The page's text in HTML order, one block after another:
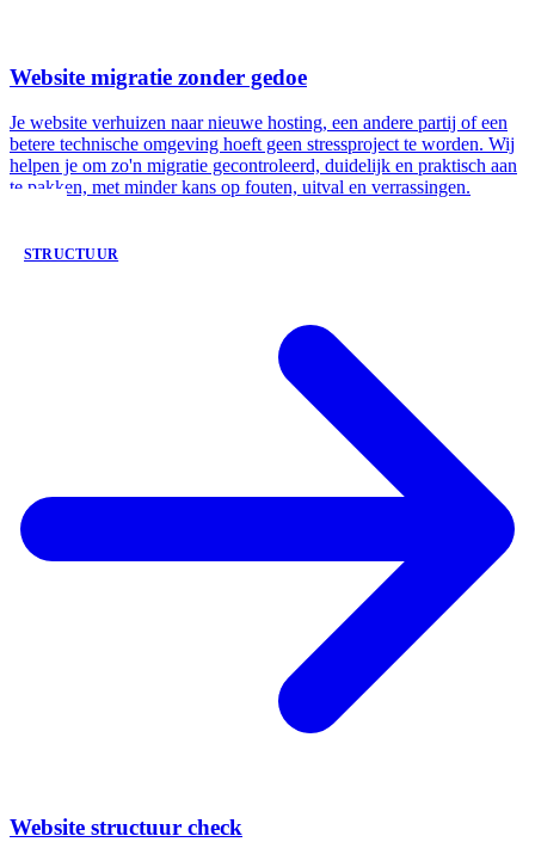
Website migratie zonder gedoe
Je website verhuizen naar nieuwe hosting, een andere partij of een
betere technische omgeving hoeft geen stressproject te worden. Wij
helpen je om zo'n migratie gecontroleerd, duidelijk en praktisch aan
te pakken, met minder kans op fouten, uitval en verrassingen.
STRUCTUUR
Website structuur check